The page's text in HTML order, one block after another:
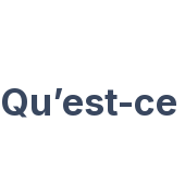
Qu’est-ce